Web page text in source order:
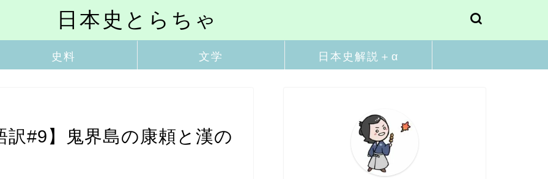
日本史とらちゃ
史料 文学 日本史解説＋α
訳#9】鬼界島の康頼と漢の